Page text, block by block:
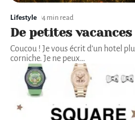
Lifestyle 4 min read
De petites
Coucou ! Je vous écrit d’un hotel
corniche. Je ne peux…